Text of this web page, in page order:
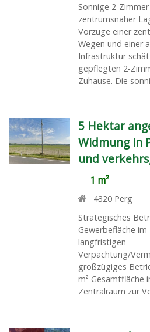
Sonnige 2-
zentrumsnaher
Vorzüge einer
Wegen und einer
Infrastruktur
gepflegten 2-
Zuhause. Die
5 Hektar
Widmung in
und
1 m²
4320 Perg
Strategisches
Gewerbefläche
langfristigen
Verpachtung/
großzügiges
m² Gesamtfläche
Zentralraum zur